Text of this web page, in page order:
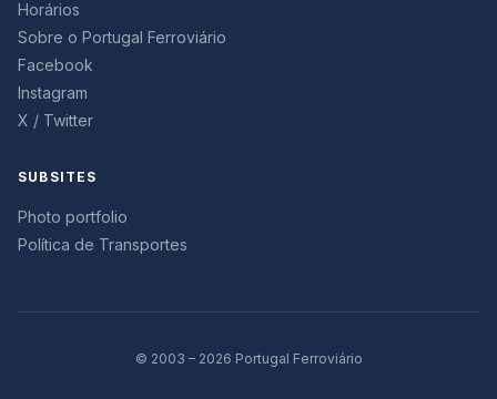
Horários
Sobre o Portugal Ferroviário
Facebook
Instagram
X / Twitter
SUBSITES
Photo portfolio
Política de Transportes
© 2003 – 2026 Portugal Ferroviário